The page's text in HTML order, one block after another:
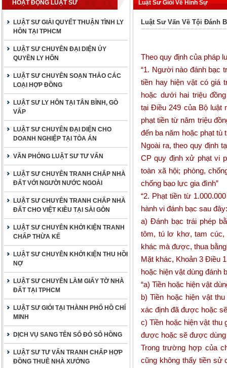
HOẠT ĐỘNG LUẬT SƯ
LUẬT SƯ GIẢI QUYẾT THUẬN TÌNH LY
HÔN TẠI TPHCM
LUẬT SƯ CHUYÊN ĐẠI DIỆN ỦY
QUYỀN LY HÔN
LUẬT SƯ CHUYÊN SOẠN THẢO CÁC
LOẠI HỢP ĐỒNG
LUẬT SƯ LY HÔN TẠI TÂN BÌNH, GÒ
VẤP
LUẬT SƯ CHUYÊN ĐẠI DIỆN CHO
DOANH NGHIỆP TẠI TÒA ÁN
VĂN PHÒNG LUẬT SƯ TƯ VẤN
LUẬT SƯ CHUYÊN TRANH CHẤP NHÀ
ĐẤT VỚI NGƯỜI NƯỚC NGOÀI
LUẬT SƯ CHUYÊN TRANH CHẤP NHÀ
ĐẤT CHO VIỆT KIỀU TẠI SÀI GÒN
LUẬT SƯ CHUYÊN KHỞI KIỆN TRANH
CHẤP THỪA KẾ
LUẬT SƯ CHUYÊN KHỞI KIỆN THU HỒI
NỢ
LUẬT SƯ CHUYÊN LÀM GIẤY TỜ NHÀ
ĐẤT TẠI TPHCM
LUẬT SƯ GIỎI TẠI THÀNH PHỐ HỒ CHÍ
MINH
DỊCH VỤ SANG TÊN SỔ ĐỎ SỔ HỒNG
LUẬT SƯ TƯ VẤN TRANH CHẤP HỢP
ĐỒNG THUÊ NHÀ XƯỞNG
Luật Sư Giỏi Về Hình Sự
Luật Sư Vấn Về Tội Đánh
Theo quy định của pháp
“1. Người nào đánh bạc
tiền hay hiện vật có giá
hoặc dưới hai triệu
tạiĐiều 249 của Bộ luật
phạt tiền từ năm triệu
đến ba năm hoặc phạt tù
Ngoài ra, theo quy định
CP quy định xử phạt vi
toàn xã hội; phòng,
chống bạo lực gia đình”
“2. Phạt tiền từ
hành vi đánh bạc sau đây:
a) Đánh bạc trái phép
tôm, tú lơ khơ, tam
khác mà được, thua bằng
Mặt khác, Khoản 3 Điều
hoặc hiện vật dùng đánh
“a) Tiền hoặc hiện vật
b) Tiền hoặc hiện vật
xác định đã được hoặc
c) Tiền hoặc hiện vật
được hoặc sẽ được dùng
Trong trường hợp của
cũng không thấy tiền sử